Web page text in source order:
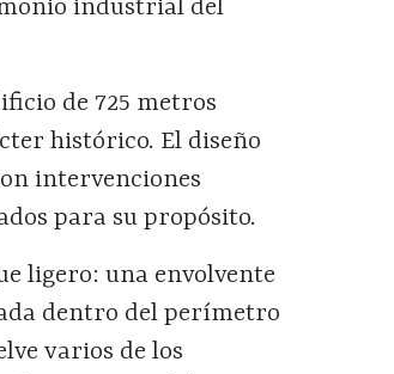
industrial del
de 725 metros
histórico. El diseño
intervenciones
para su propósito.
ligero: una envolvente
dentro del perímetro
varios de los